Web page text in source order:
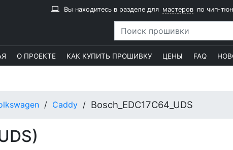
Вы находитесь в разделе для мастеров по чип-
О ПРОЕКТЕ КАК КУПИТЬ ПРОШИВКУ ЦЕНЫ FAQ
Caddy Bosch_EDC17C64_UDS